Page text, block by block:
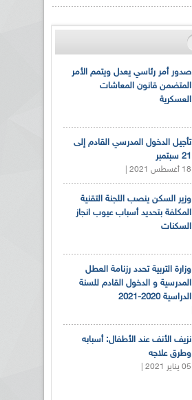
صدور أمر رئاسي يعدل ويتمم الأمر
المتضمن قانون المعاشات
العسكرية
تأجيل الدخول المدرسي القادم إلى
21 سبتمبر
18 أغسطس 2021 |
وزير السكن ينصب اللجنة التقنية
المكلفة بتحديد أسباب عيوب انجاز
السكنات
وزارة التربية تحدد رزنامة العطل
المدرسية و الدخول القادم للسنة
الدراسية 2020-2021
نزيف الأنف عند الأطفال: أسبابه
وطرق علاجه
05 يناير 2021 |